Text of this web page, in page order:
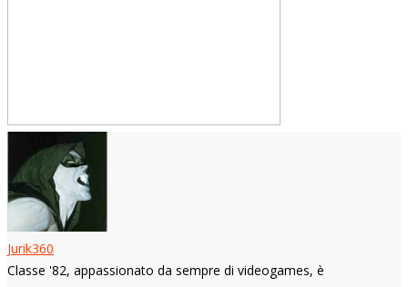
Jurik360
Classe '82, appassionato da sempre di videogames, è